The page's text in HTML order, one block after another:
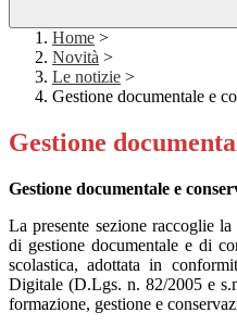
Home >
Novità >
Le notizie >
Gestione documentale e
Gestione
Gestione documentale e
La presente sezione raccoglie
di gestione documentale e di
scolastica, adottata in
Digitale (D.Lgs. n. 82/2005 e
formazione, gestione e